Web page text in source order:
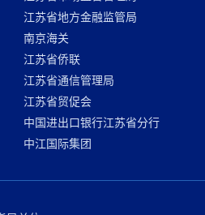
江苏省地方金融监管局
南京海关
江苏省侨联
江苏省通信管理局
江苏省贸促会
中国进出口银行江苏省分行
中江国际集团